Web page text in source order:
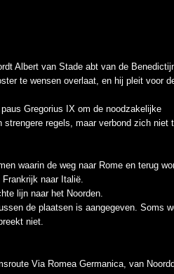
Albert van Stade abt van de
te wensen overlaat, en hij pleit voor
Gregorius IX om de noodzakelijke
regels, maar verbond zich niet
waarin de weg naar Rome en terug
naar Italië.
lijn naar het Noorden.
de plaatsen is aangegeven. Soms
niet.
Via Romea Germanica, van